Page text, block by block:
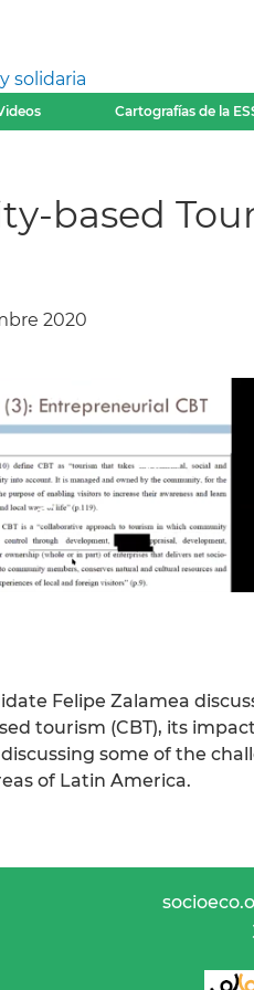
solidaria
Cartografías de la
based
2020
Felipe Zalamea
tourism (CBT), its
some of the
of Latin America.